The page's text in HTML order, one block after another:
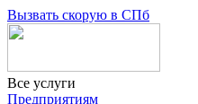
Skip
to
Вызвать скорую в СПб
Все услуги
Предприятиям